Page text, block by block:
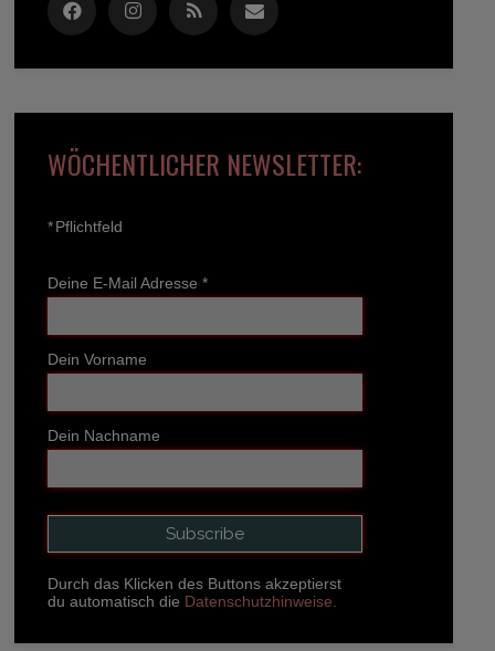
WÖCHENTLICHER NEWSLETTER:
*Pflichtfeld
Deine E-Mail Adresse *
Dein Vorname
Dein Nachname
Durch das Klicken des Buttons akzeptierst
du automatisch die Datenschutzhinweise.